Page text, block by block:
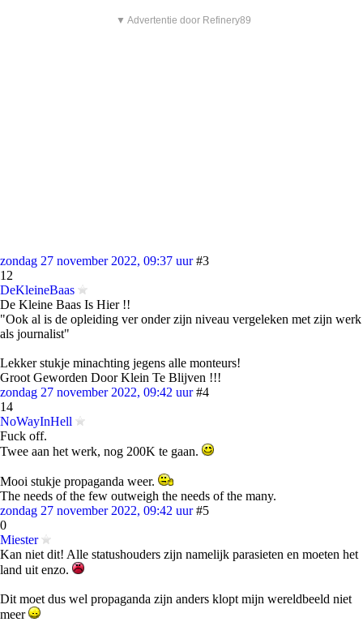
▼ Advertentie door Refinery89
zondag 27 november 2022, 09:37 uur #3
12
DeKleineBaas
De Kleine Baas Is Hier !!
"Ook al is de opleiding ver onder zijn niveau vergeleken met zijn werk
als journalist"
Lekker stukje minachting jegens alle monteurs!
Groot Geworden Door Klein Te Blijven !!!
zondag 27 november 2022, 09:42 uur #4
14
NoWayInHell
Fuck off.
Twee aan het werk, nog 200K te gaan.
Mooi stukje propaganda weer.
The needs of the few outweigh the needs of the many.
zondag 27 november 2022, 09:42 uur #5
0
Miester
Kan niet dit! Alle statushouders zijn namelijk parasieten en moeten het
land uit enzo.
Dit moet dus wel propaganda zijn anders klopt mijn wereldbeeld niet
meer